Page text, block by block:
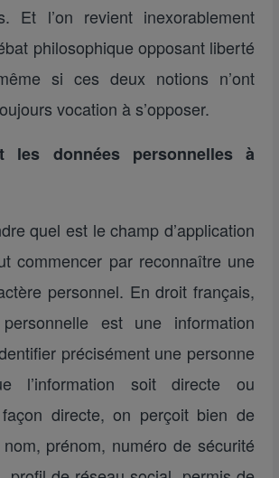
Et l’on revient inexorablement
philosophique opposant liberté
si ces deux notions n’ont
vocation à s’opposer.
les données personnelles à
quel est le champ d’application
commencer par reconnaître une
personnel. En droit français,
est une information
précisément une personne
l’information soit directe ou
directe, on perçoit bien de
prénom, numéro de sécurité